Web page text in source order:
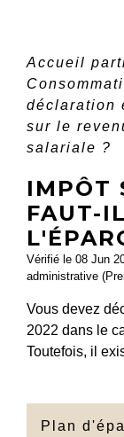
Accueil
déclaration
sur le
salariale ?
IMPÔT
FAUT-
Vérifié le 08 Jun
administrative
Vous devez
2022 dans le
Toutefois, il
Plan